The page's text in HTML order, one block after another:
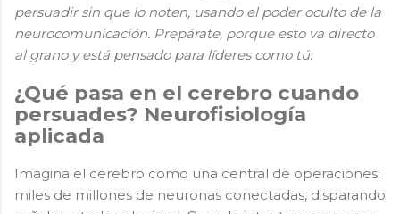
persuadir sin que lo noten, usando el poder oculto de la
neurocomunicación. Prepárate, porque esto va directo
al grano y está pensado para líderes como tú.
¿Qué pasa en el cerebro cuando
persuades? Neurofisiología
aplicada
Imagina el cerebro como una central de operaciones:
miles de millones de neuronas conectadas, disparando